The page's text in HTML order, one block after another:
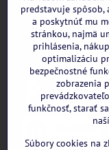
predstavuje
a poskytnúť mu
stránkou, najmä
prihlásenia,
optimalizáciu
bezpečnostné
zobrazenia
funkčnosť, starať
Súbory cookies na